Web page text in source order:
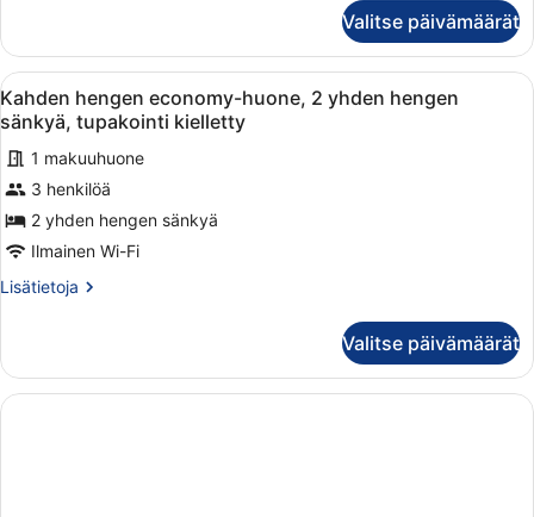
hengen
sänky,
tupakointi
kielletty
kuvat
economy-
huone,
1
yhden
hengen
sänky,
tupakointi
kielletty
Valitse päivämäärät
Avaa
kaikki
huonetyypin
Kahden
hengen
economy-
huone,
2
yhden
sänkyä,
tupakointi
kielletty
Hotellihuone, jossa on kolme
12
Kahden hengen economy-huone, 2 yhden hengen
sänkyä, tupakointi kielletty
1 makuuhuone
3 henkilöä
2 yhden hengen sänkyä
Ilmainen Wi-Fi
Lisätietoja
Lisätietoja
economy-
huone,
2
Valitse päivämäärät